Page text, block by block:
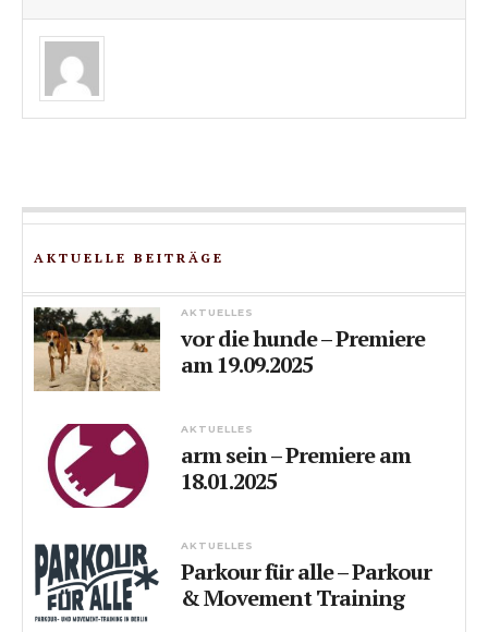
AKTUELLE BEITRÄGE
AKTUELLES
vor die hunde – Premiere
am 19.09.2025
AKTUELLES
arm sein – Premiere am
18.01.2025
AKTUELLES
Parkour für alle – Parkour
& Movement Training